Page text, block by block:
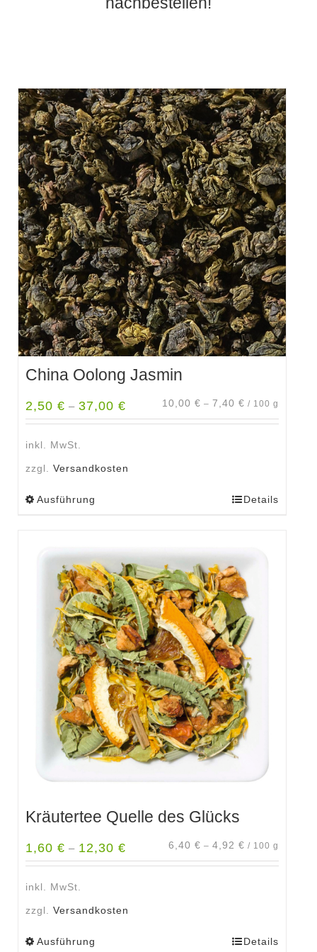
China Oolong Jasmin
2,50 € – 37,00 € 10,00 € – 7,40 € / 100 g
inkl. MwSt.
zzgl. Versandkosten
Ausführung
mehrere
Varianten
auf.
Die
Optionen
können
auf
der
Produktseite
gewählt
werden
Details
Kräutertee Quelle des Glücks
1,60 € – 12,30 € 6,40 € – 4,92 € / 100 g
inkl. MwSt.
zzgl. Versandkosten
Ausführung Details